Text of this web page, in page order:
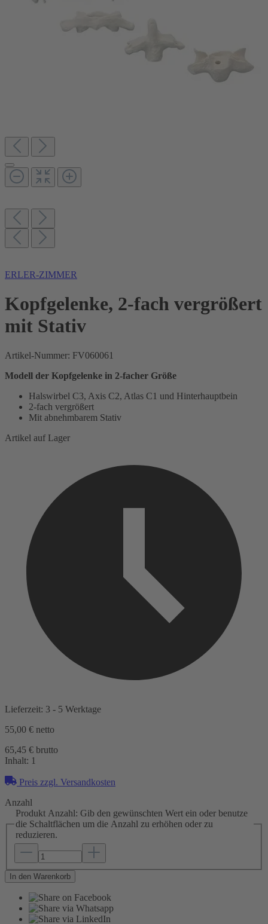
ERLER-ZIMMER
Kopfgelenke, 2-fach vergrößert
mit Stativ
Artikel-Nummer: FV060061
Modell der Kopfgelenke in 2-facher Größe
Halswirbel C3, Axis C2, Atlas C1 und Hinterhauptbein
2-fach vergrößert
Mit abnehmbarem Stativ
Artikel auf Lager
Lieferzeit: 3 - 5 Werktage
55,00 € netto
65,45 € brutto
Inhalt: 1
Preis zzgl. Versandkosten
Anzahl
Produkt Anzahl: Gib den gewünschten Wert ein oder benutze
die Schaltflächen um die Anzahl zu erhöhen oder zu
reduzieren.
In den Warenkorb